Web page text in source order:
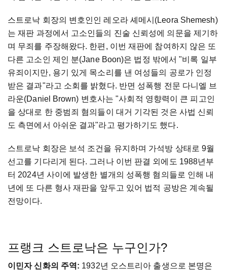
스트로낙 회장의 변호인인 레오라 셰메시(Leora Shemesh)
는 재판 과정에서 고소인들의 진술 신뢰성에 의문을 제기하
며 무죄를 주장해왔다. 한편, 이번 재판에 참여하지 않은 또
다른 고소인 제인 분(Jane Boon)은 법정 밖에서 "비록 일부
유죄이지만, 용기 있게 목소리를 낸 여성들의 공로가 인정
받은 결과"라고 소회를 밝혔다. 반면 성폭행 전문 다니엘 브
라운(Daniel Brown) 변호사는 "사회적 영향력이 큰 피고인
을 상대로 한 중범죄 혐의들이 대거 기각된 것은 사법 신뢰
도 측면에서 아쉬운 결과"라고 평가하기도 했다.
스트로낙 회장은 보석 조건을 유지하며 가석방 상태로 9월
선고를 기다리게 된다. 그러나 이번 판결 외에도 1988년부
터 2024년 사이에 발생한 별개의 성폭행 혐의들로 인해 내
년에 또 다른 형사 재판을 앞두고 있어 법적 공방은 계속될
전망이다.
프랭크 스트로낙은 누구인가?
이민자 신화의 주역: 1932년 오스트리아 출생으로 본명은